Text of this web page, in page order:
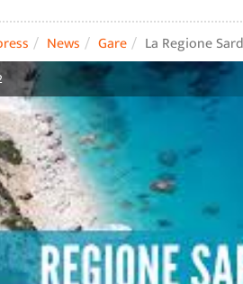
News Gare La Regione